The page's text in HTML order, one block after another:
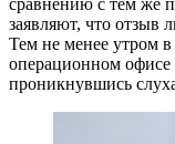
сравнению с тем же
заявляют, что отзыв
Тем не менее утром
операционном офисе
проникнувшись